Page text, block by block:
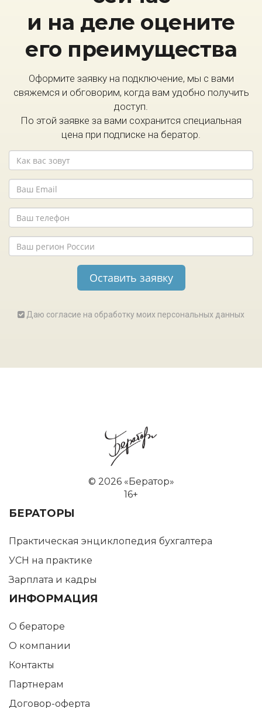
и на деле оцените
его преимущества
Оформите заявку на подключение, мы с вами
свяжемся и обговорим, когда вам удобно получить
доступ.
По этой заявке за вами сохранится специальная
цена при подписке на бератор.
Даю согласие на обработку моих персональных данных
© 2026 «Бератор»
16+
БЕРАТОРЫ
Практическая энциклопедия бухгалтера
УСН на практике
Зарплата и кадры
ИНФОРМАЦИЯ
О бераторе
О компании
Контакты
Партнерам
Договор-оферта